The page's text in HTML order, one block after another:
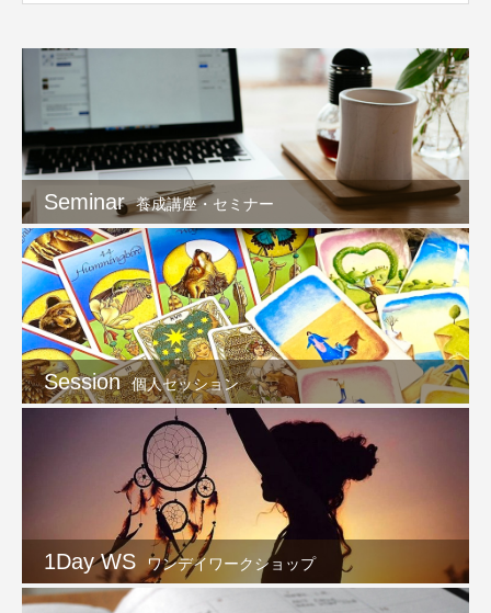
Seminar 養成講座・セミナー
Session 個人セッション
1Day WS ワンデイワークショップ